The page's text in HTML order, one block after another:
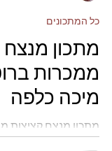
מתכון מנצח
ממכרות
מיכה כלפה
מתכון מנצח קציצות
כל המתכונים